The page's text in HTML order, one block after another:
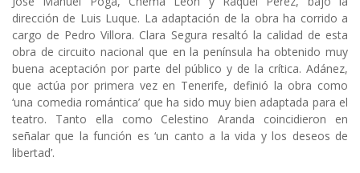
dirección de Luis Luque. La adaptación de la obra ha corrido a
cargo de Pedro Villora. Clara Segura resaltó la calidad de esta
obra de circuito nacional que en la península ha obtenido muy
buena aceptación por parte del público y de la crítica. Adánez,
que actúa por primera vez en Tenerife, definió la obra como
‘una comedia romántica’ que ha sido muy bien adaptada para el
teatro. Tanto ella como Celestino Aranda coincidieron en
señalar que la función es ‘un canto a la vida y los deseos de
libertad’.